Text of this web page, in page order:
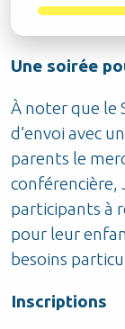
Une soirée
À noter que le
d’envoi avec
parents le
conférencière,
participants à
pour leur
besoins
Inscriptions